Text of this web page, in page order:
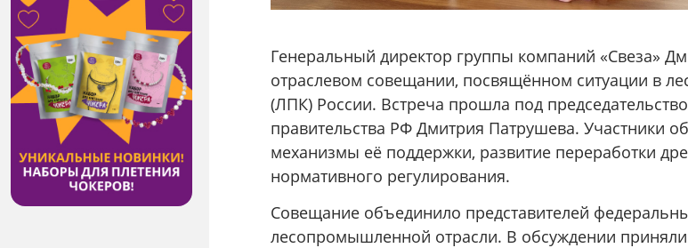
Генеральный директор группы компаний «Свеза»
отраслевом совещании, посвящённом ситуации в
(ЛПК) России. Встреча прошла под
правительства РФ Дмитрия Патрушева. Участники
механизмы её поддержки, развитие переработки
нормативного регулирования.
Совещание объединило представителей
лесопромышленной отрасли. В обсуждении приняли